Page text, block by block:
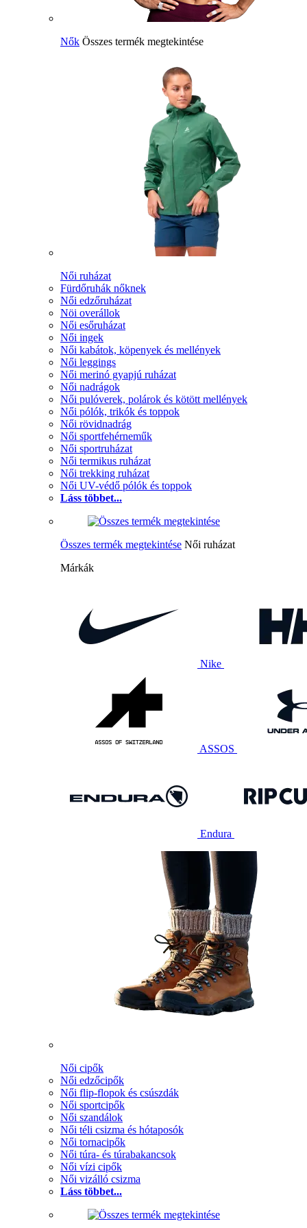
Nők Összes termék megtekintése
Női ruházat
Fürdőruhák nőknek
Női edzőruházat
Nöi overállok
Női esőruházat
Női ingek
Női kabátok, köpenyek és mellények
Női leggings
Női merinó gyapjú ruházat
Női nadrágok
Női pulóverek, polárok és kötött mellények
Női pólók, trikók és toppok
Női rövidnadrág
Női sportfehérneműk
Női sportruházat
Női termikus ruházat
Női trekking ruházat
Női UV-védő pólók és toppok
Láss többet...
Összes termék megtekintése Női ruházat
Márkák
Nike
ASSOS
Endura
Női cipők
Női edzőcipők
Női flip-flopok és csúszdák
Női sportcipők
Női szandálok
Női téli csizma és hótaposók
Női tornacipők
Női túra- és túrabakancsok
Női vízi cipők
Női vizálló csizma
Láss többet...